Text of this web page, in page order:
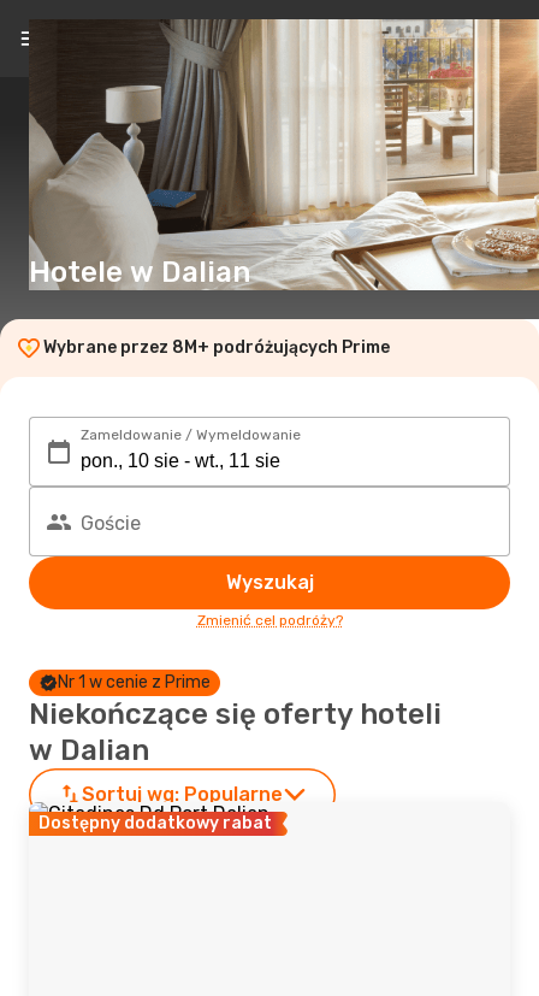
PL(zł)
Hotele w Dalian
Wybrane przez 8M+ podróżujących Prime
Zameldowanie / Wymeldowanie
Goście
Wyszukaj
Zmienić cel podróży?
Nr 1 w cenie z Prime
Niekończące się oferty hoteli
w Dalian
Sortuj wg: Popularne
Dostępny dodatkowy rabat